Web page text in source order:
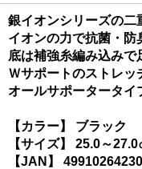
銀イオンシリーズの二
イオンの力で抗菌・防
底は補強糸編み込みで
Ｗサポートのストレッ
オールサポータータイ
【カラー】 ブラック
【サイズ】 25.0～27.0
【JAN】